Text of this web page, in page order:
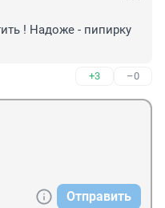
! Надоже - пипирку
+3 –0
Отправить